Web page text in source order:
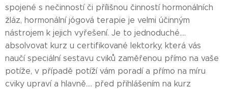
spojené s nečinností či přílišnou činností hormonálních
žláz, hormonální jógová terapie je velmi účinným
nástrojem k jejich vyřešení. Je to jednoduché....
absolvovat kurz u certifikované lektorky, která vás
naučí speciální sestavu cviků zaměřenou přímo na vaše
potíže, v případě potíží vám poradí a přímo na míru
cviky upraví a hlavně.... před přihlášením na kurz